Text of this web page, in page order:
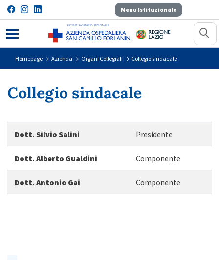
Menu Istituzionale
Collegio sindacale
Homepage Azienda Organi Collegiali Collegio sindacale
Collegio sindacale
Dott. Silvio Salini Presidente
Dott. Alberto Gualdini Componente
Dott. Antonio Gai Componente